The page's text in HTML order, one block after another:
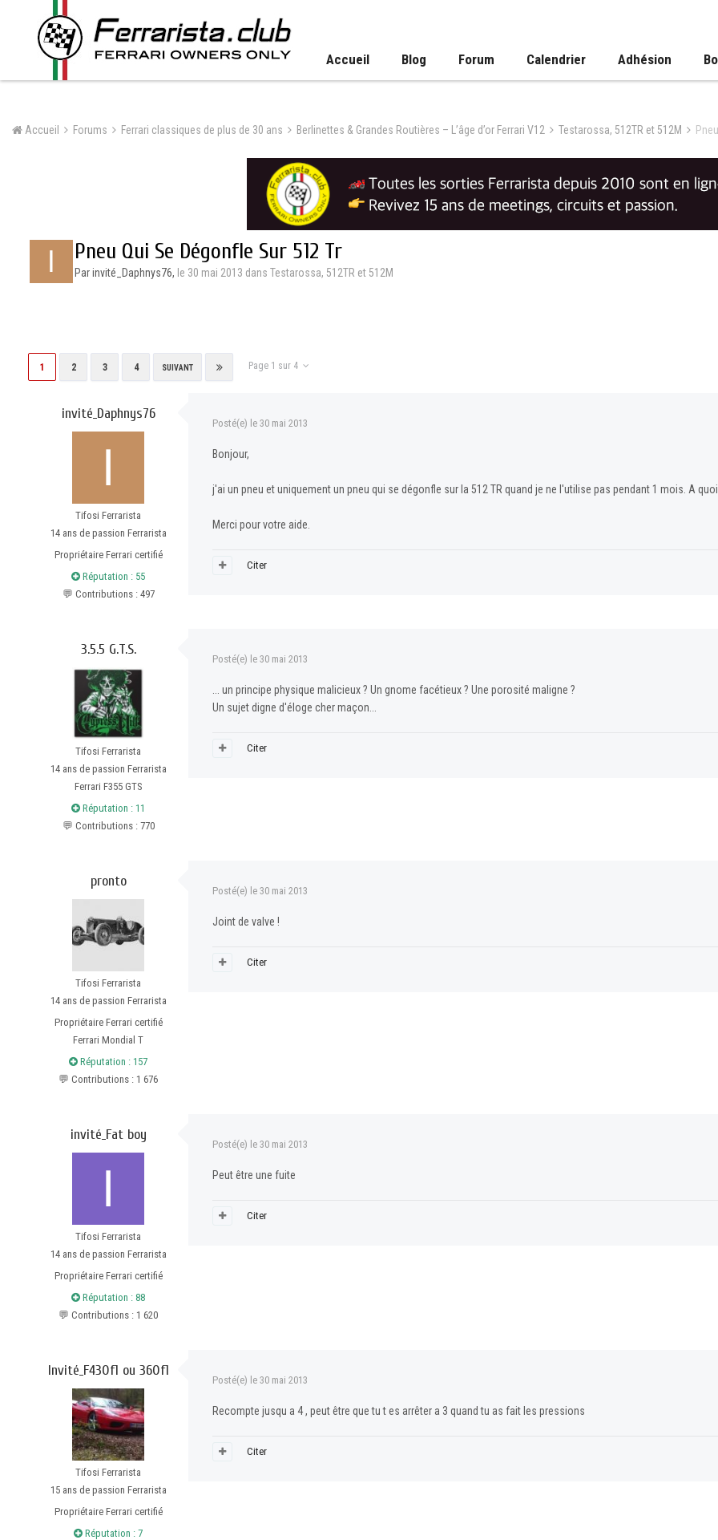
Accueil Blog Forum Calendrier Adhésion
Accueil Forums Ferrari classiques de plus de 30 ans Berlinettes & Grandes Routières – L’âge d’or Ferrari V12 Testarossa, 512TR et 512M
Pneu Qui Se Dégonfle Sur 512 Tr
Par invité_Daphnys76, le 30 mai 2013 dans Testarossa, 512TR et 512M
1 2 3 4 SUIVANT Page 1 sur 4
invité_Daphnys76
Tifosi Ferrarista
14 ans de passion Ferrarista
Propriétaire Ferrari certifié
Réputation : 55
💬 Contributions : 497
Posté(e) le 30 mai 2013
Bonjour,
j'ai un pneu et uniquement un pneu qui se dégonfle sur la 512 TR quand je ne l'utilise pas pendant 1 mois. A
Merci pour votre aide.
Citer
3.5.5 G.T.S.
Tifosi Ferrarista
14 ans de passion Ferrarista
Ferrari F355 GTS
Réputation : 11
💬 Contributions : 770
Posté(e) le 30 mai 2013
... un principe physique malicieux ? Un gnome facétieux ? Une porosité maligne ?
Un sujet digne d'éloge cher maçon...
Citer
pronto
Tifosi Ferrarista
14 ans de passion Ferrarista
Propriétaire Ferrari certifié
Ferrari Mondial T
Réputation : 157
💬 Contributions : 1 676
Posté(e) le 30 mai 2013
Joint de valve !
Citer
invité_Fat boy
Tifosi Ferrarista
14 ans de passion Ferrarista
Propriétaire Ferrari certifié
Réputation : 88
💬 Contributions : 1 620
Posté(e) le 30 mai 2013
Peut être une fuite
Citer
Invité_F430f1 ou 360f1
Tifosi Ferrarista
15 ans de passion Ferrarista
Propriétaire Ferrari certifié
Réputation : 7
Posté(e) le 30 mai 2013
Recompte jusqu a 4 , peut être que tu t es arrêter a 3 quand tu as fait les pressions
Citer